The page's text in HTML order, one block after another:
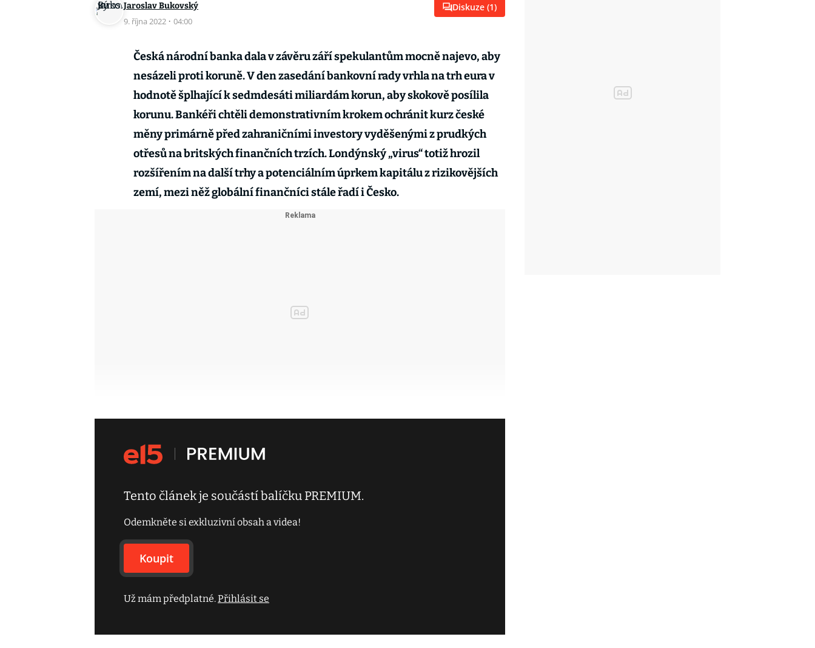
Jaroslav Bukovský
9. října 2022 · 04:00
Diskuze (1)
Česká národní banka dala v závěru září spekulantům mocně najevo, aby
nesázeli proti koruně. V den zasedání bankovní rady vrhla na trh eura v
hodnotě šplhající k sedmdesáti miliardám korun, aby skokově posílila
korunu. Bankéři chtěli demonstrativním krokem ochránit kurz české
měny primárně před zahraničními investory vyděšenými z prudkých
otřesů na britských finančních trzích. Londýnský „virus“ totiž hrozil
rozšířením na další trhy a potenciálním úprkem kapitálu z rizikovějších
zemí, mezi něž globální finančníci stále řadí i Česko.
Tento článek je součástí balíčku PREMIUM.
Odemkněte si exkluzivní obsah a videa!
Koupit
Už mám předplatné.Přihlásit se